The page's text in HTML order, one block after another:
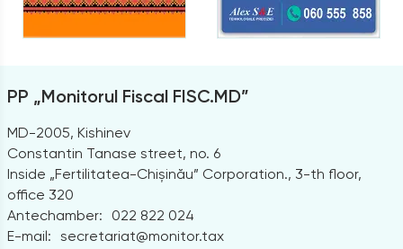
PP „Monitorul Fiscal FISC.MD”
MD-2005, Kishinev
Constantin Tanase street, no. 6
Inside „Fertilitatea-Chișinău” Corporation., 3-th floor,
office 320
Antechamber:
022 822 024
E-mail: secretariat@monitor.tax